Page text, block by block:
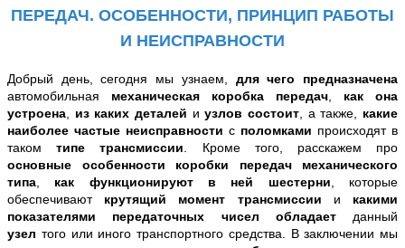
ПЕРЕДАЧ. ОСОБЕННОСТИ, ПРИНЦИП РАБОТЫ
И НЕИСПРАВНОСТИ
Добрый день, сегодня мы узнаем,
для чего предназначена
автомобильная механическая коробка передач
как она
устроена
из каких деталей иузлов состоит , а также, какие
наиболее частые неисправности с поломками происходят в
такомтипе трансмиссии . Кроме того, расскажем про
основные особенности коробки передач механического
типа
как функционируют в ней шестерни , которые
обеспечивают крутящий момент трансмиссии и какими
показателями передаточных чисел
обладает данный
узел того или иного транспортного средства. В заключении мы